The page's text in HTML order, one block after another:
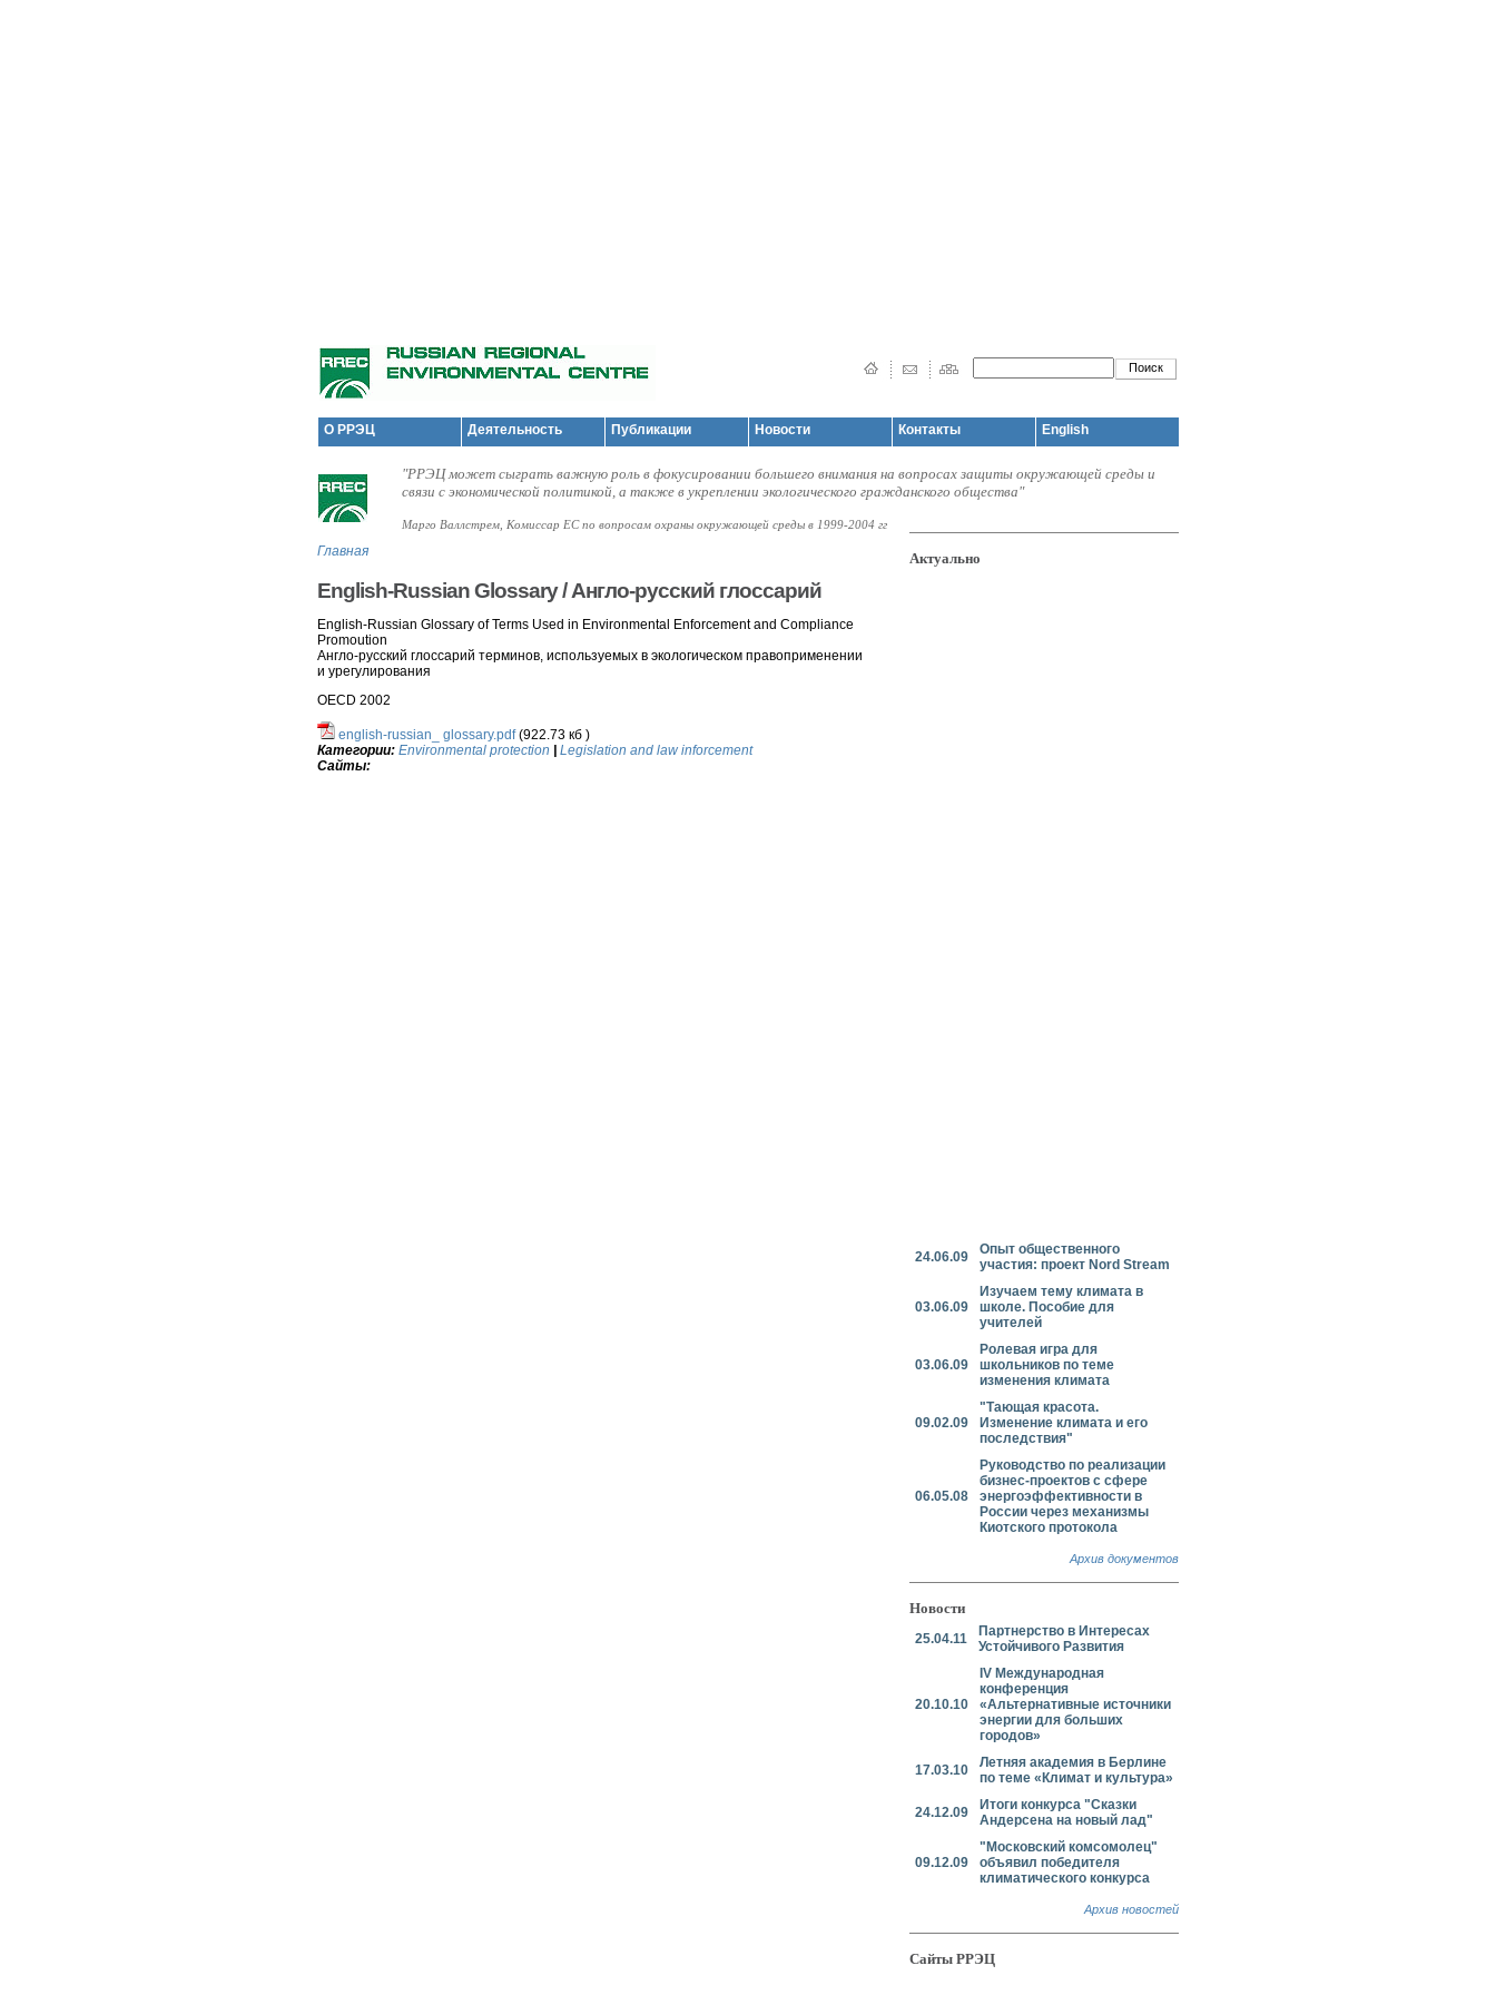
О РРЭЦ Деятельность Публикации Новости Контакты English
"РРЭЦ может сыграть важную роль в фокусировании большего внимания на вопросах защиты окружающей среды и
связи с экономической политикой, а также в укреплении экологического гражданского общества"
Марго Валлстрем, Комиссар ЕС по вопросам охраны окружающей среды в 1999-2004 гг
Главная
English-Russian Glossary / Англо-русский глоссарий
English-Russian Glossary of Terms Used in Environmental Enforcement and Compliance
Promoution
Англо-русский глоссарий терминов, используемых в экологическом правоприменении
и урегулирования
OECD 2002
english-russian_ glossary.pdf(922.73 кб )
Категории: Environmental protection
Legislation and law inforcement
Сайты:
Актуально
24.06.09
Опыт общественного
участия: проект Nord Stream
03.06.09
Изучаем тему климата в
школе. Пособие для
учителей
03.06.09
Ролевая игра для
школьников по теме
изменения климата
09.02.09
"Тающая красота.
Изменение климата и его
последствия"
06.05.08
Руководство по реализации
бизнес-проектов с сфере
энергоэффективности в
России через механизмы
Киотского протокола
Архив документов
Новости
25.04.11
Партнерство в Интересах
Устойчивого Развития
20.10.10
IV Международная
конференция
«Альтернативные источники
энергии для больших
городов»
17.03.10
Летняя академия в Берлине
по теме «Климат и культура»
24.12.09
Итоги конкурса "Сказки
Андерсена на новый лад"
09.12.09
"Московский комсомолец"
объявил победителя
климатического конкурса
Архив новостей
Сайты РРЭЦ